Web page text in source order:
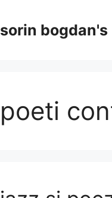
sorin bogdan's
poeti